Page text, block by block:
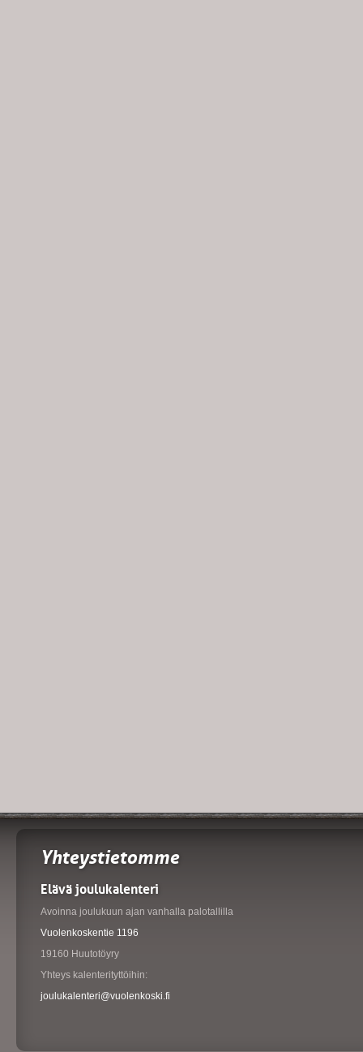
Yhteystietomme
Elävä joulukalenteri
Avoinna joulukuun ajan vanhalla palotallilla
Vuolenkoskentie 1196
19160 Huutotöyry
Yhteys kalenterityttöihin:
joulukalenteri@vuolenkoski.fi